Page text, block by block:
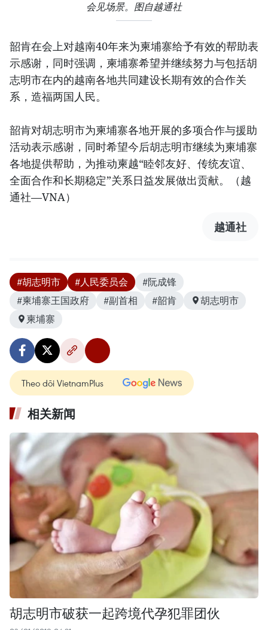
会见场景。图自越通社
韶肯在会上对越南40年来为柬埔寨给予有效的帮助表
示感谢，同时强调，柬埔寨希望并继续努力与包括胡
志明市在内的越南各地共同建设长期有效的合作关
系，造福两国人民。
韶肯对胡志明市为柬埔寨各地开展的多项合作与援助
活动表示感谢，同时希望今后胡志明市继续为柬埔寨
各地提供帮助，为推动柬越“睦邻友好、传统友谊、
全面合作和长期稳定”关系日益发展做出贡献。（越
通社—VNA）
越通社
#胡志明市 #人民委员会
#阮成锋
#柬埔寨王国政府
#副首相 #韶肯
胡志明市
柬埔寨
Theo dõi VietnamPlus
相关新闻
胡志明市破获一起跨境代孕犯罪团伙